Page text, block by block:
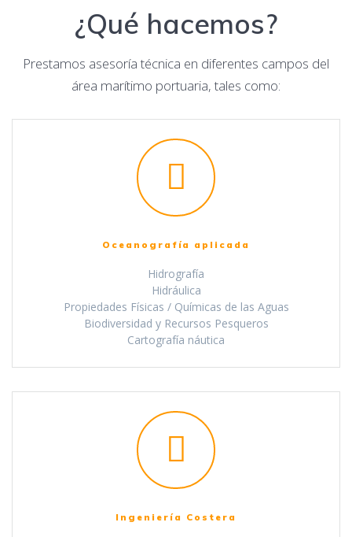
¿Qué hacemos?
Prestamos asesoría técnica en diferentes campos del
área marítimo portuaria, tales como:
Oceanografía aplicada
Hidrografía
Hidráulica
Propiedades Físicas / Químicas de las Aguas
Biodiversidad y Recursos Pesqueros
Cartografía náutica
Ingeniería Costera